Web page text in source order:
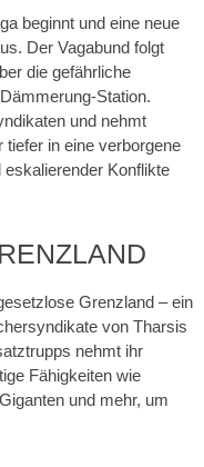
beginnt und eine neue
Der Vagabund folgt
die gefährliche
Station.
und nehmt
tiefer in eine verborgene
Konflikte
Grenzland – ein
von Tharsis
nehmt ihr
Fähigkeiten wie
und mehr, um